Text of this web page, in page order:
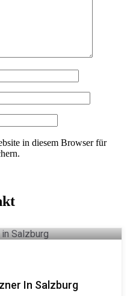
in diesem Browser für
In Salzburg